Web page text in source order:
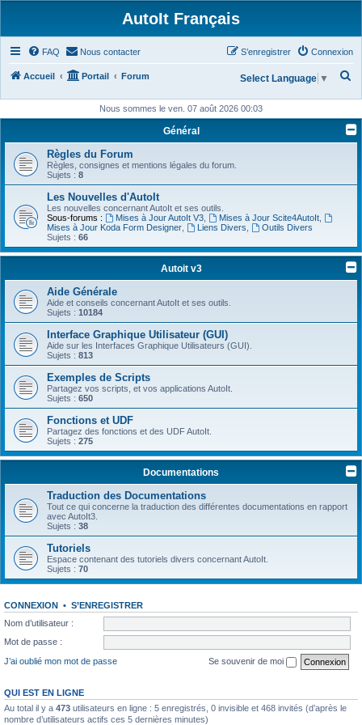
AutoIt Français
FAQ Nous contacter Connexion
S’enregistrer
Accueil Portail Forum
h
r
Select Language ▼
Nous sommes le ven. 07 août 2026 00:03
Général
Règles du Forum
Règles, consignes et mentions légales du forum.
Sujets : 8
Les Nouvelles d'AutoIt
Les nouvelles concernant AutoIt et ses outils.
Sous-forums :
Mises à Jour AutoIt V3, Mises à Jour Scite4AutoIt,
Mises à Jour Koda Form Designer
Liens Divers
Outils Divers
Sujets : 66
Autoit v3
Aide Générale
Aide et conseils concernant AutoIt et ses outils.
Sujets : 10184
Interface Graphique Utilisateur (GUI)
Aide sur les Interfaces Graphique Utilisateurs (GUI).
Sujets : 813
Exemples de Scripts
Partagez vos scripts, et vos applications AutoIt.
Sujets : 650
Fonctions et UDF
Partagez des fonctions et des UDF AutoIt.
Sujets : 275
Documentations
Traduction des Documentations
Tout ce qui concerne la traduction des différentes documentations en rapport
avec AutoIt3.
Sujets : 38
Tutoriels
Espace contenant des tutoriels divers concernant AutoIt.
Sujets : 70
CONNEXION • S’ENREGISTRER
Nom d’utilisateur :
Mot de passe :
J’ai oublié mon mot de passe
Se souvenir de moi
QUI EST EN LIGNE
Au total il y a 473 utilisateurs en ligne : 5 enregistrés, 0 invisible et 468 invités (d’après le
nombre d’utilisateurs actifs ces 5 dernières minutes)